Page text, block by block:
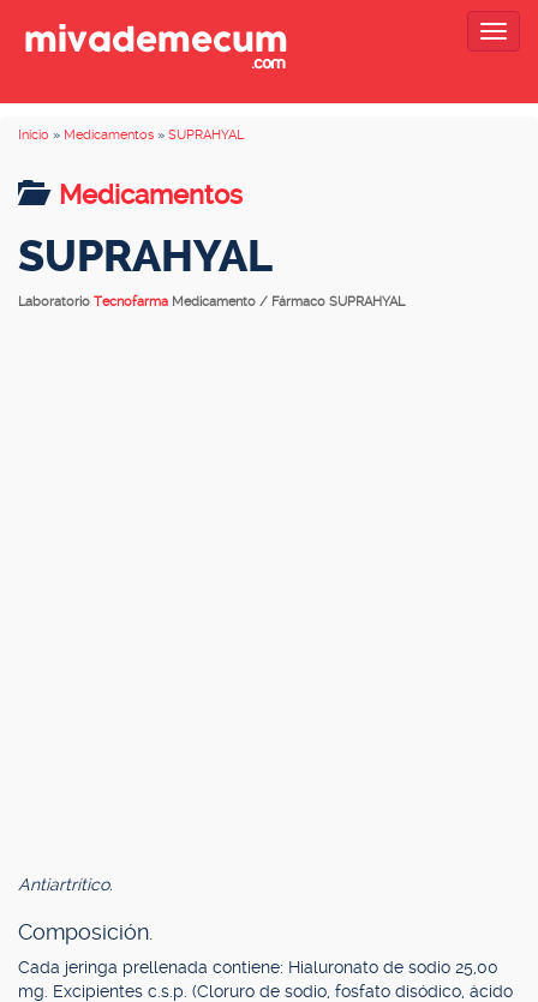
Inicio » Medicamentos » SUPRAHYAL
Medicamentos
SUPRAHYAL
Laboratorio Tecnofarma Medicamento / Fármaco SUPRAHYAL
Antiartrítico.
Composición.
Cada jeringa prellenada contiene: Hialuronato de sodio 25,00
mg. Excipientes c.s.p. (Cloruro de sodio, fosfato disódico, ácido